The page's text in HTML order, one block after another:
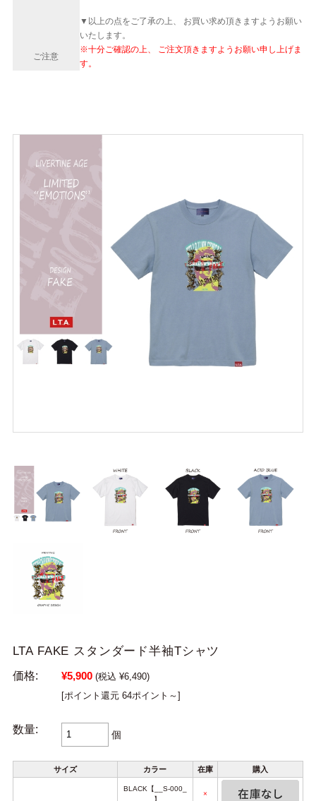
▼以上の点をご了承の上、 お買い求め頂きますようお願い
いたします。
ご注意
※十分ご確認の上、 ご注文頂きますようお願い申し上げま
す。
LTA FAKE スタンダード半袖Tシャツ
価格: ¥5,900 (税込 ¥6,490)
[ポイント還元 64ポイント～]
数量: 個
サイズ カラー 在庫 購入
BLACK【__S-000_
_】
×